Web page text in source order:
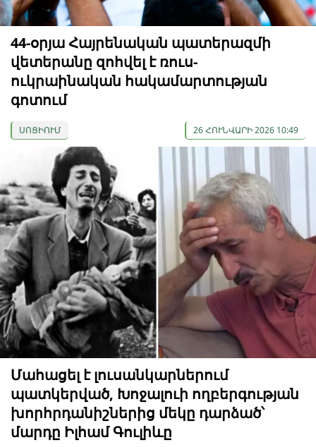
44-օրյա Հայրենական պատերազմի
վետերանը զոհվել է ռուս-
ուկրաինական հակամարտության
գոտում
ՍՈՑԻՈՒՄ 26 ՀՈՒՆՎԱՐԻ 2026 10:49
Մահացել է լուսանկարներում
պատկերված, Խոջալուի ողբերգության
խորհրդանիշներից մեկը դարձած՝
մարդը Իլհամ Գուլիևը